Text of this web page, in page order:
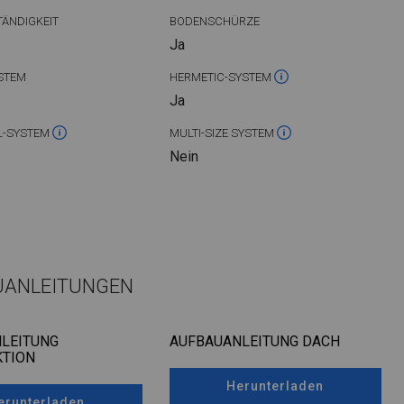
BODENSCHÜRZE
Ja
HERMETIC-SYSTEM
Ja
SYSTEM MULTI-SIZE SYSTEM
Nein
AUFBAUANLEITUNG DACH
Herunterladen